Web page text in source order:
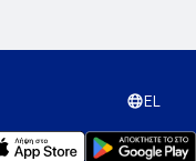
EL